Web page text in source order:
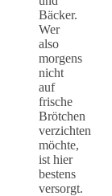
Bäcker.
Wer
also
morgens
nicht
auf
frische
Brötchen
verzichten
möchte,
ist hier
bestens
versorgt.